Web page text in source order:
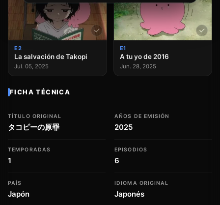
E2
La salvación de Takopi
Jul. 05, 2025
E1
A tu yo de 2016
Jun. 28, 2025
FICHA TÉCNICA
TÍTULO ORIGINAL
タコピーの原罪
AÑOS DE EMISIÓN
2025
TEMPORADAS
1
EPISODIOS
6
PAÍS
Japón
IDIOMA ORIGINAL
Japonés